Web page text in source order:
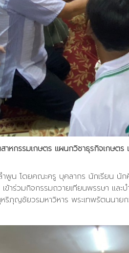
กรรมเกษตร แผนกวิชาธุรกิจเกษตร
พูน โดยคณะครู บุคลากร นักเรียน นั
เข้าร่วมกิจกรรมถวายเทียนพรรษา
ริภุญชัยวรมหาวิหาร พระเทพรัตนนา